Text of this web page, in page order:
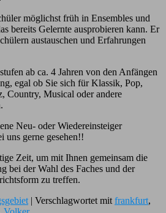
möglichst früh in Ensembles und
bereits Gelernte ausprobieren kann. Er
austauschen und Erfahrungen
ab ca. 4 Jahren von den Anfängen
egal ob Sie sich für Klassik, Pop,
Country, Musical oder andere
Neu- oder Wiedereinsteiger
uns gerne gesehen!!
Zeit, um mit Ihnen gemeinsam die
bei der Wahl des Faches und der
zu treffen.
| Verschlagwortet mit frankfurt,